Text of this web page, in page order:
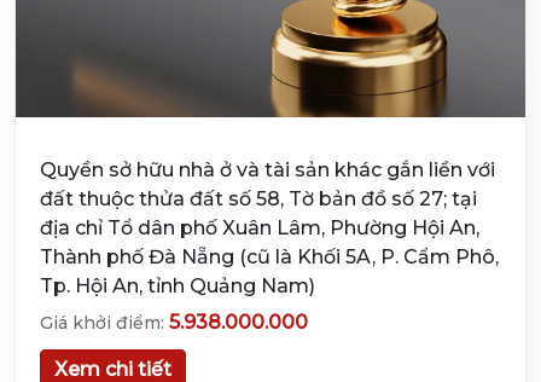
Quyền sở hữu nhà ở và tài sản khác gắn liền với
đất thuộc thửa đất số 58, Tờ bản đồ số 27; tại
địa chỉ Tổ dân phố Xuân Lâm, Phường Hội An,
Thành phố Đà Nẵng (cũ là Khối 5A, P. Cẩm Phô,
Tp. Hội An, tỉnh Quảng Nam)
Giá khởi điểm: 5.938.000.000
Xem chi tiết